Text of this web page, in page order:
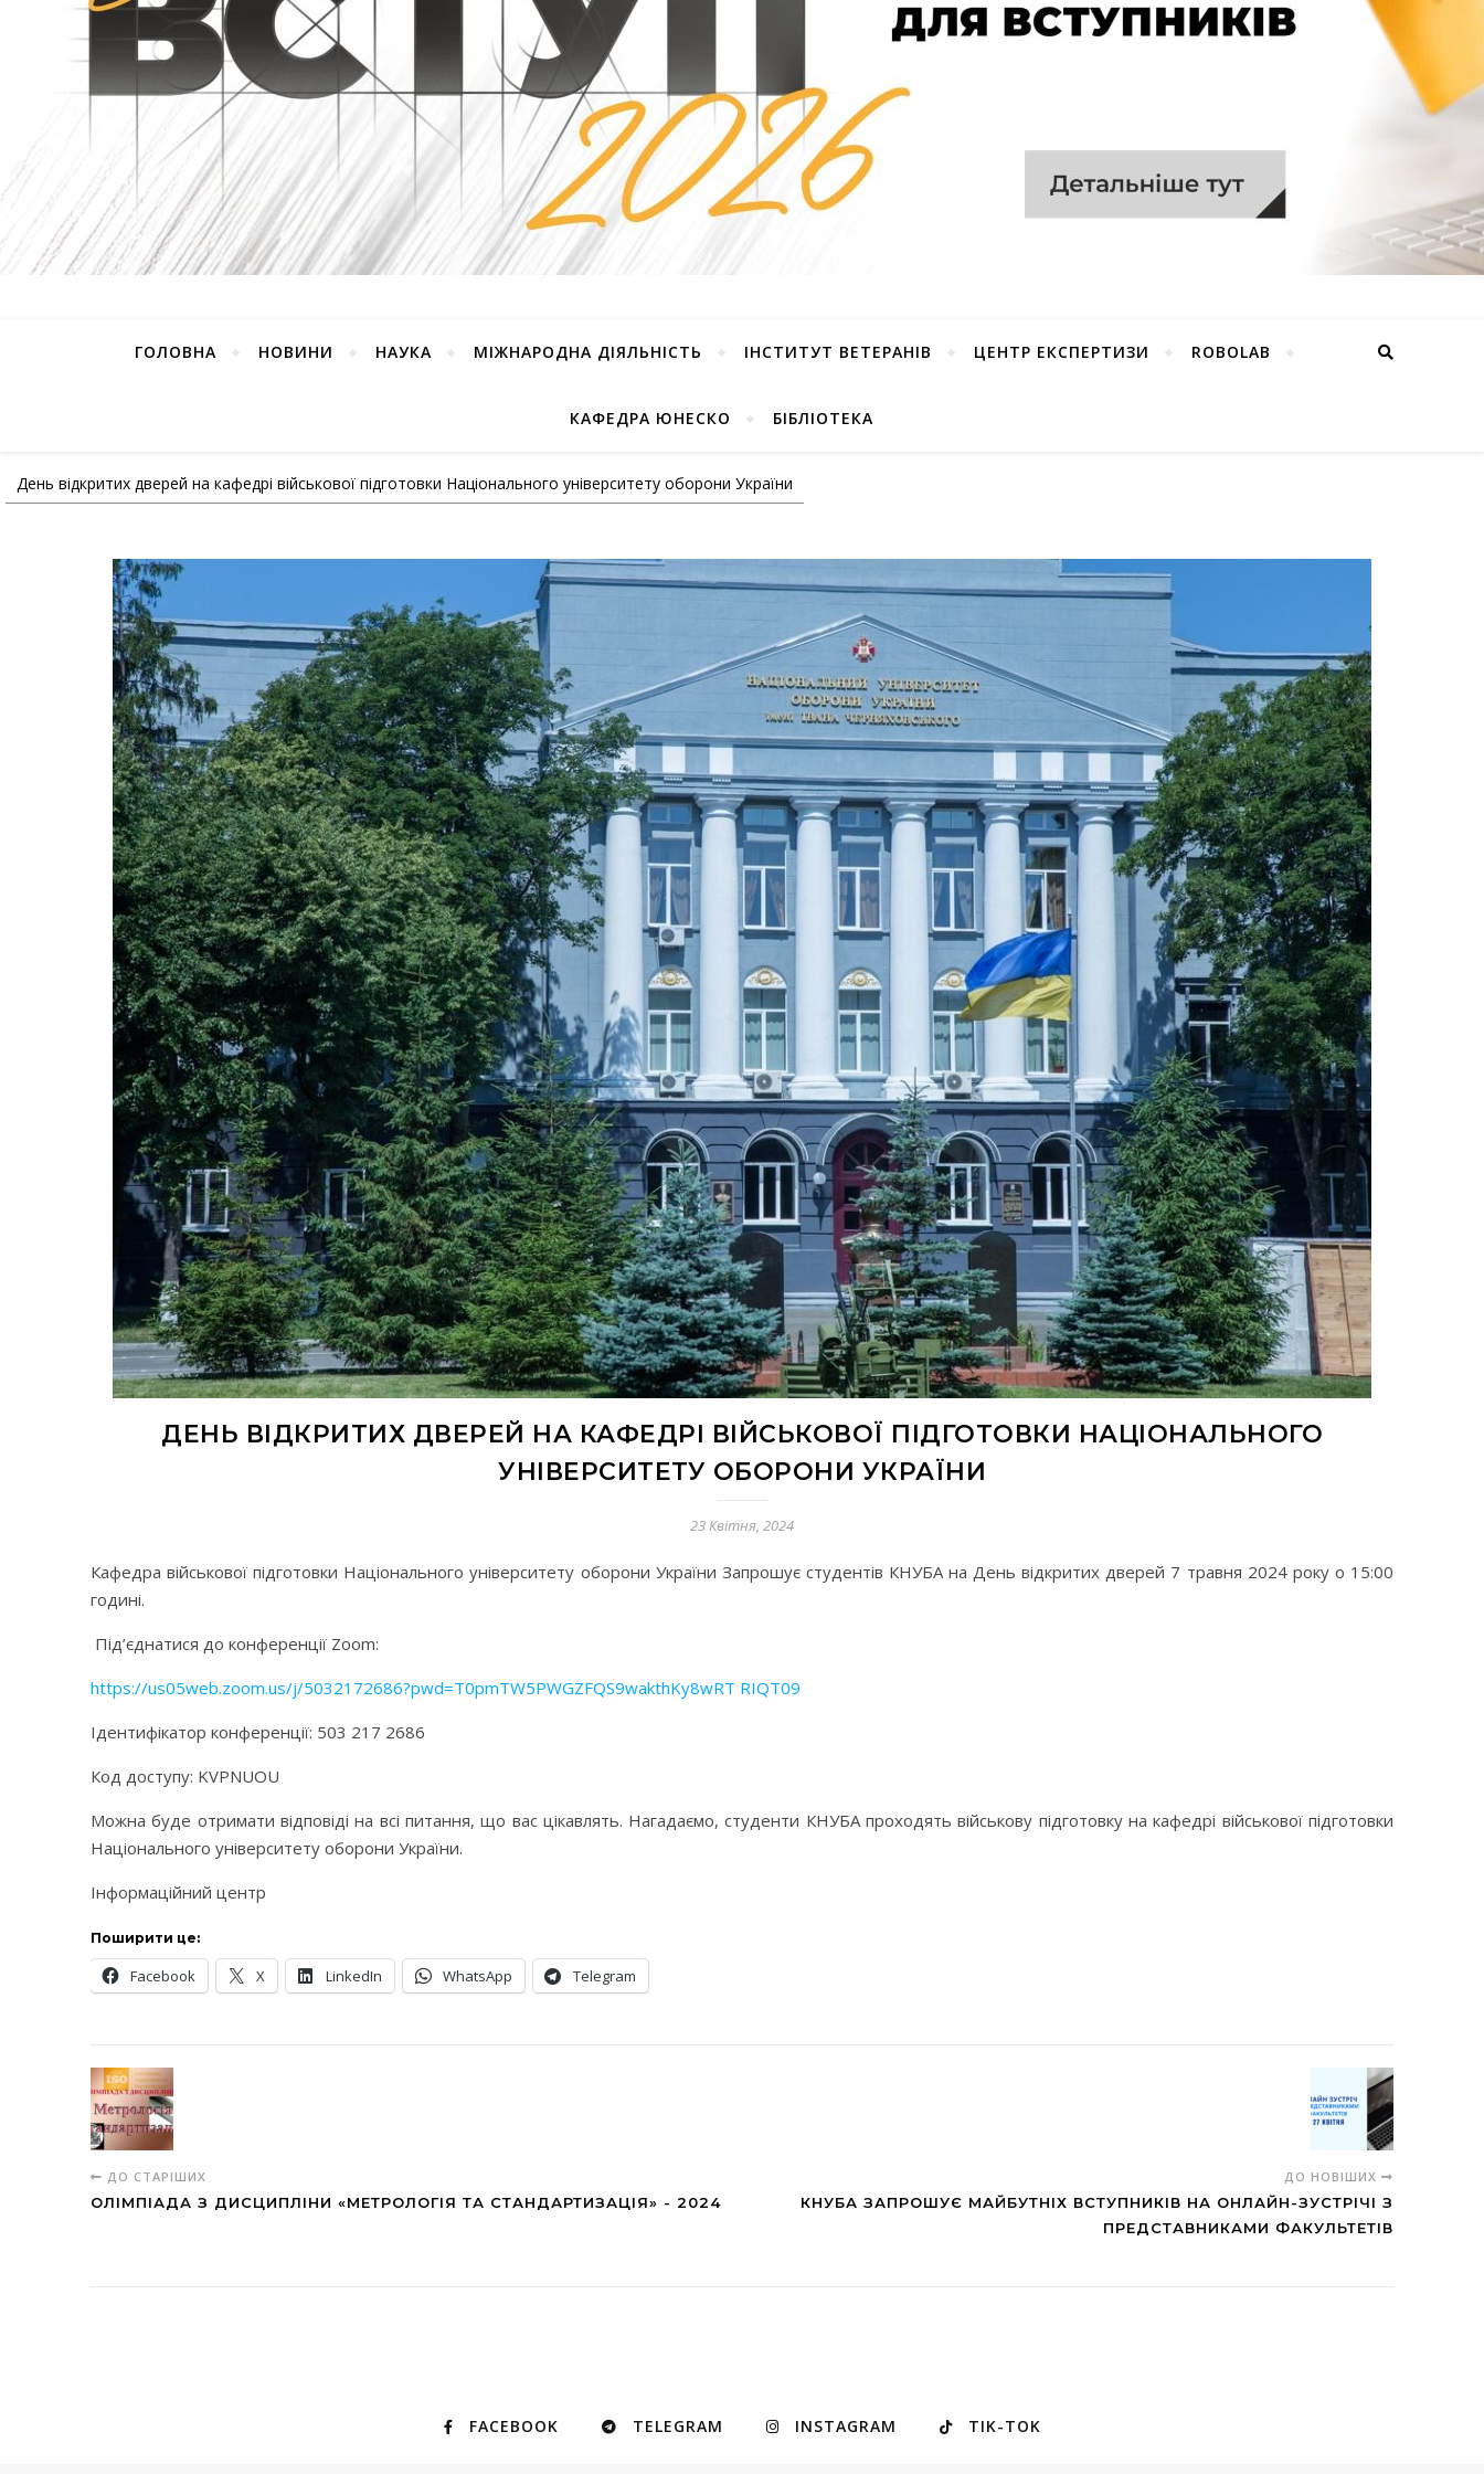
ГОЛОВНА НОВИНИ НАУКА МІЖНАРОДНА ДІЯЛЬНІСТЬ ІНСТИТУТ ВЕТЕРАНІВ ЦЕНТР ЕКСПЕРТИЗИ ROBOLAB
КАФЕДРА ЮНЕСКО БІБЛІОТЕКА
День відкритих дверей на кафедрі військової підготовки Національного університету оборони України
ДЕНЬ ВІДКРИТИХ ДВЕРЕЙ НА КАФЕДРІ ВІЙСЬКОВОЇ ПІДГОТОВКИ НАЦІОНАЛЬНОГО
УНІВЕРСИТЕТУ ОБОРОНИ УКРАЇНИ
23 Квітня, 2024
Кафедра військової підготовки Національного університету оборони України Запрошує студентів КНУБА на День відкритих дверей 7 травня 2024 року о 15:00
годині.
Під’єднатися до конференції Zoom:
https://us05web.zoom.us/j/5032172686?pwd=T0pmTW5PWGZFQS9wakthKy8wRT RIQT09
Ідентифікатор конференції: 503 217 2686
Код доступу: KVPNUOU
Можна буде отримати відповіді на всі питання, що вас цікавлять. Нагадаємо, студенти КНУБА проходять військову підготовку на кафедрі військової підготовки
Національного університету оборони України.
Інформаційний центр
Поширити це:
Facebook X LinkedIn WhatsApp Telegram
ДО СТАРІШИХ
ОЛІМПІАДА З ДИСЦИПЛІНИ «МЕТРОЛОГІЯ ТА СТАНДАРТИЗАЦІЯ» - 2024
ДО НОВІШИХ
КНУБА ЗАПРОШУЄ МАЙБУТНІХ ВСТУПНИКІВ НА ОНЛАЙН-ЗУСТРІЧІ З
ПРЕДСТАВНИКАМИ ФАКУЛЬТЕТІВ
FACEBOOK TELEGRAM INSTAGRAM TIK-TOK